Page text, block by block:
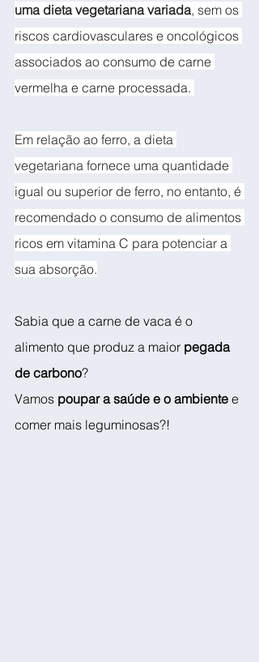
uma dieta vegetariana variada, sem os
riscos cardiovasculares e oncológicos
associados ao consumo de carne
vermelha e carne processada.
Em relação ao ferro, a dieta
vegetariana fornece uma quantidade
igual ou superior de ferro, no entanto, é
recomendado o consumo de alimentos
ricos em vitamina C para potenciar a
sua absorção.
Sabia que a carne de vaca é o
alimento que produz a maior pegada
de carbono?
Vamos poupar a saúde e o ambiente e
comer mais leguminosas?!